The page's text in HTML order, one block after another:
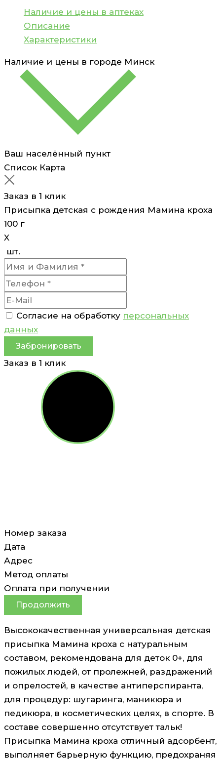
крохаНаличие и цены в аптеках
Описание
Характеристики
Наличие и цены в городе Минск
Ваш населённый пункт
Список Карта
Заказ в 1 клик
Присыпка детская с рождения Мамина кроха
100 г
X
шт.
Согласие на обработку персональных
данных
Забронировать
Заказ в 1 клик
Номер заказа
Дата
Адрес
Метод оплаты
Оплата при получении
Продолжить
Высококачественная универсальная детская
присыпка Мамина кроха с натуральным
составом, рекомендована для деток 0+, для
пожилых людей, от пролежней, раздражений
и опрелостей, в качестве антиперспиранта,
для процедур: шугаринга, маникюра и
педикюра, в косметических целях, в спорте. В
составе совершенно отсутствует тальк!
Присыпка Мамина кроха отличный адсорбент,
выполняет барьерную функцию, предохраняя